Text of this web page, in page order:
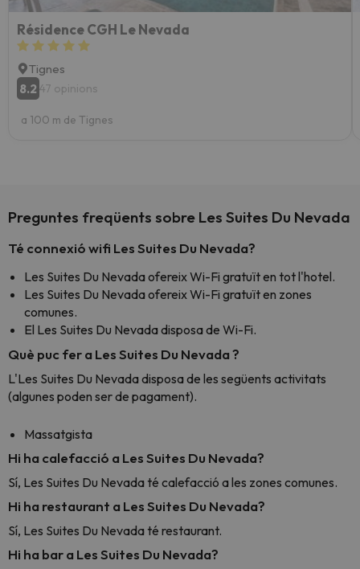
Résidence CGH Le Nevada
Tignes
8.2 47 opinions
a 100 m de Tignes
Preguntes freqüents sobre Les Suites Du Nevada
Té connexió wifi Les Suites Du Nevada?
Les Suites Du Nevada ofereix Wi-Fi gratuït en tot l'hotel.
Les Suites Du Nevada ofereix Wi-Fi gratuït en zones
comunes.
El Les Suites Du Nevada disposa de Wi-Fi.
Què puc fer a Les Suites Du Nevada ?
L'Les Suites Du Nevada disposa de les següents activitats
(algunes poden ser de pagament).
Massatgista
Hi ha calefacció a Les Suites Du Nevada?
Sí, Les Suites Du Nevada té calefacció a les zones comunes.
Hi ha restaurant a Les Suites Du Nevada?
Sí, Les Suites Du Nevada té restaurant.
Hi ha bar a Les Suites Du Nevada?